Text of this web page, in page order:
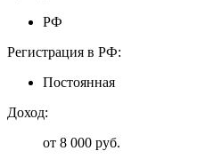
РФ
Регистрация в РФ:
Постоянная
Доход:
от 8 000 руб.